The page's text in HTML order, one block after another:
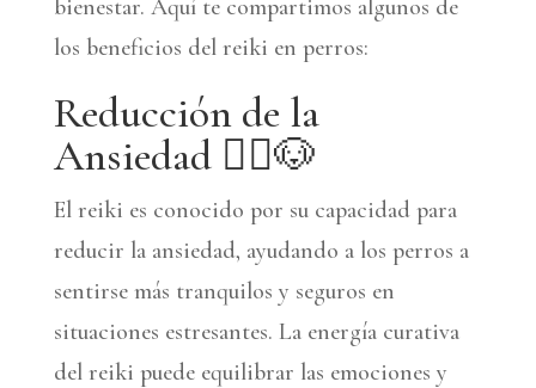
bienestar. Aquí te compartimos algunos de
los beneficios del reiki en perros:
Reducción de la
Ansiedad 🧘‍♂️🐶
El reiki es conocido por su capacidad para
reducir la ansiedad, ayudando a los perros a
sentirse más tranquilos y seguros en
situaciones estresantes. La energía curativa
del reiki puede equilibrar las emociones y